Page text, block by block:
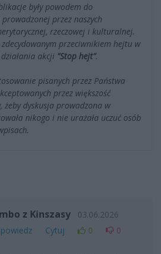
były powodem do
przez naszych
rzeczowej i kulturalnej.
przeciwnikiem hejtu w
akcji "Stop hejt".
pisanych przez Państwa
przez większość
żeby dyskusja prowadzona w
nikogo i nie urażała uczuć osób
z Kinszasy
03.06.2026
Cytuj 0
0